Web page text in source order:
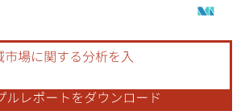
。再利用にはCC BY 4.0の表示が必要です。